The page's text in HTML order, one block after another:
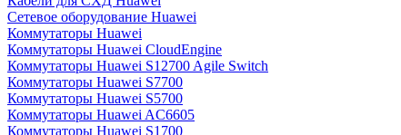
Сетевое оборудование Huawei
Коммутаторы Huawei
Коммутаторы Huawei CloudEngine
Коммутаторы Huawei S12700 Agile Switch
Коммутаторы Huawei S7700
Коммутаторы Huawei S5700
Коммутаторы Huawei AC6605
Коммутаторы Huawei S1700